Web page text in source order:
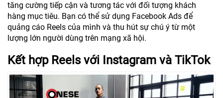
tăng cường tiếp cận và tương tác với đối tượng khách
hàng mục tiêu. Bạn có thể sử dụng Facebook Ads để
quảng cáo Reels của mình và thu hút sự chú ý từ một
lượng lớn người dùng trên mạng xã hội.
Kết hợp Reels với Instagram và TikTok